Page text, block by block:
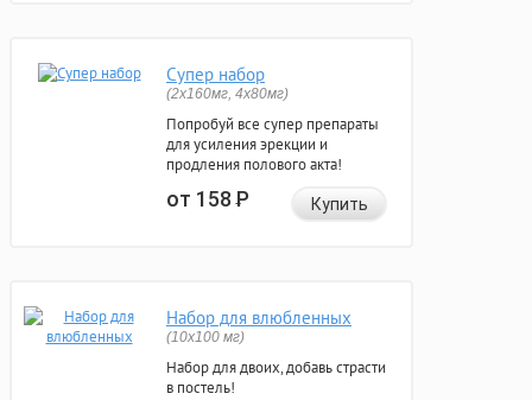
Супер набор
(2х160мг, 4х80мг)
Попробуй все супер препараты
для усиления эрекции и
продления полового акта!
от 158Р Купить
Набор для влюбленных
(10х100 мг)
Набор для двоих, добавь страсти
в постель!